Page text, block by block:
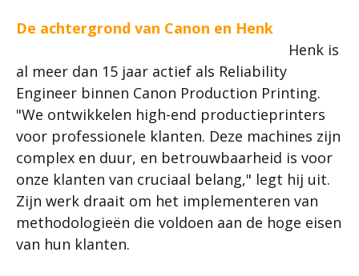
De achtergrond van Canon en Henk
Henk is
al meer dan 15 jaar actief als Reliability
Engineer binnen Canon Production Printing.
"We ontwikkelen high-end productieprinters
voor professionele klanten. Deze machines zijn
complex en duur, en betrouwbaarheid is voor
onze klanten van cruciaal belang," legt hij uit.
Zijn werk draait om het implementeren van
methodologieën die voldoen aan de hoge eisen
van hun klanten.